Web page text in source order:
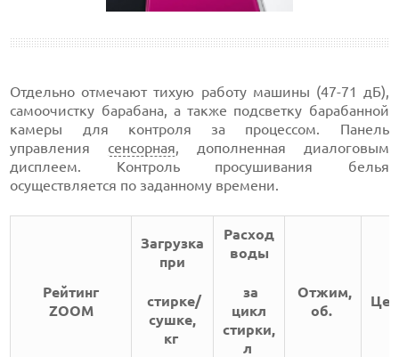
Отдельно отмечают тихую работу машины (47-71 дБ),
самоочистку барабана, а также подсветку барабанной
камеры для контроля за процессом. Панель
управления сенсорная, дополненная диалоговым
дисплеем. Контроль просушивания белья
осуществляется по заданному времени.
Рейтинг
ZOOM
Загрузка
при
стирке/
сушке,
кг
Расход
воды
за
цикл
стирки,
л
Отжим,
об.